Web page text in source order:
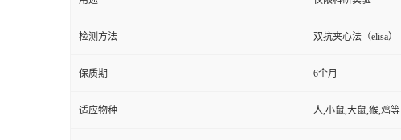
检测方法 双抗夹心法（elisa）
保质期 6个月
适应物种 人,小鼠,大鼠,猴,鸡等